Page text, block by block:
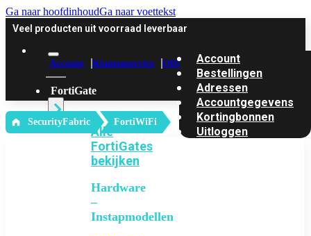
Ga naar hoofdinhoudGa naar voettekst
Veel producten uit voorraad leverbaar
Account Klantenservice Offerte
FortiGate
Alle
FortiGates
bekijken
Hardware
–
Instapmodellen
Account
Bestellingen
Adressen
Accountgegevens
Kortingbonnen
Uitloggen
‎ SecurityFabric FortiWiFi